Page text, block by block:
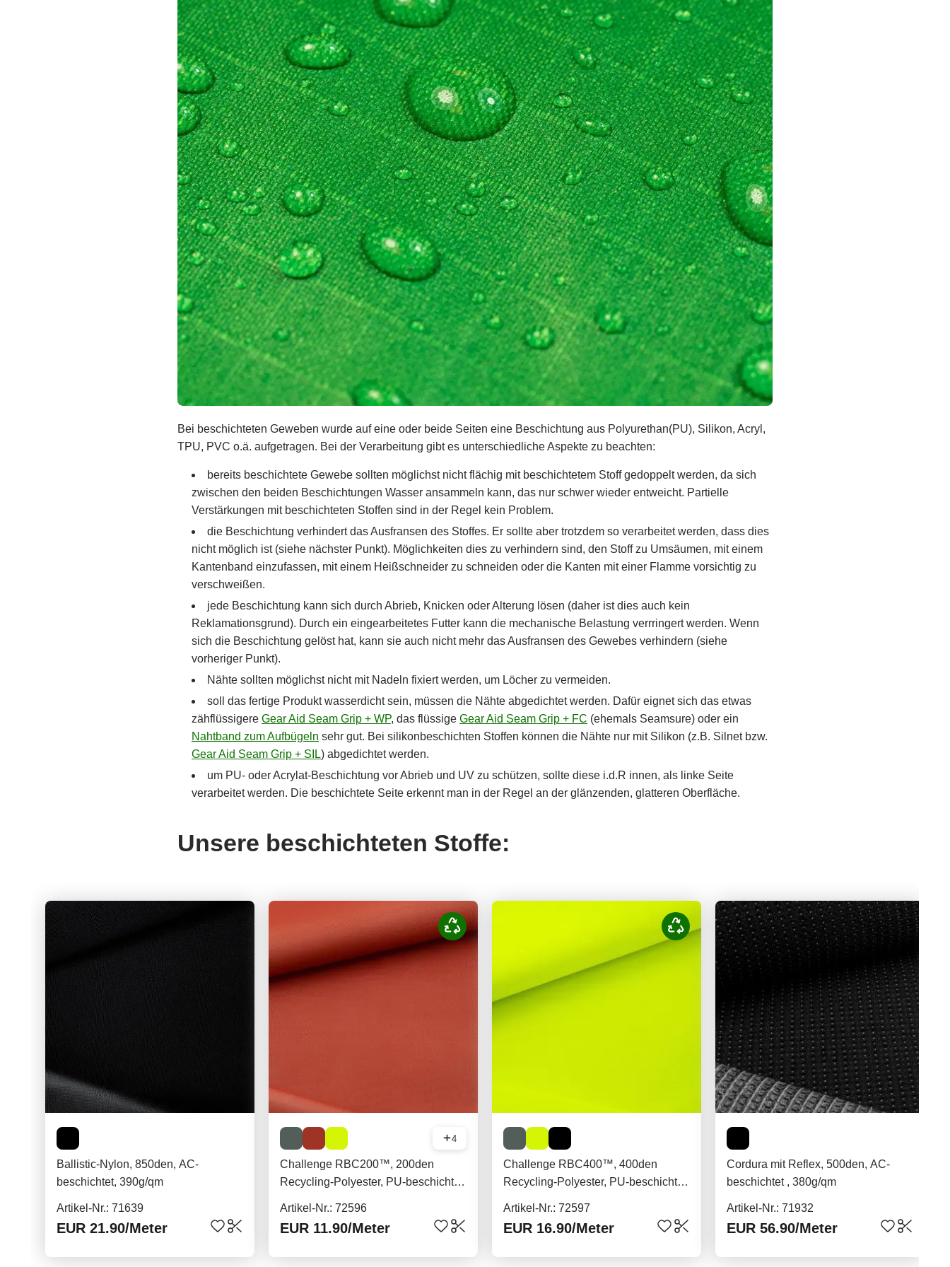
Bei beschichteten Geweben wurde auf eine oder beide Seiten eine Beschichtung aus Polyurethan(PU), Silikon, Acryl,
TPU, PVC o.ä. aufgetragen. Bei der Verarbeitung gibt es unterschiedliche Aspekte zu beachten:
bereits beschichtete Gewebe sollten möglichst nicht flächig mit beschichtetem Stoff gedoppelt werden, da sich
zwischen den beiden Beschichtungen Wasser ansammeln kann, das nur schwer wieder entweicht. Partielle
Verstärkungen mit beschichteten Stoffen sind in der Regel kein Problem.
die Beschichtung verhindert das Ausfransen des Stoffes. Er sollte aber trotzdem so verarbeitet werden, dass dies
nicht möglich ist (siehe nächster Punkt). Möglichkeiten dies zu verhindern sind, den Stoff zu Umsäumen, mit einem
Kantenband einzufassen, mit einem Heißschneider zu schneiden oder die Kanten mit einer Flamme vorsichtig zu
verschweißen.
jede Beschichtung kann sich durch Abrieb, Knicken oder Alterung lösen (daher ist dies auch kein
Reklamationsgrund). Durch ein eingearbeitetes Futter kann die mechanische Belastung verrringert werden. Wenn
sich die Beschichtung gelöst hat, kann sie auch nicht mehr das Ausfransen des Gewebes verhindern (siehe
vorheriger Punkt).
Nähte sollten möglichst nicht mit Nadeln fixiert werden, um Löcher zu vermeiden.
soll das fertige Produkt wasserdicht sein, müssen die Nähte abgedichtet werden. Dafür eignet sich das etwas
zähflüssigere Gear Aid Seam Grip + WP, das flüssige Gear Aid Seam Grip + FC (ehemals Seamsure) oder ein
Nahtband zum Aufbügeln sehr gut. Bei silikonbeschichten Stoffen können die Nähte nur mit Silikon (z.B. Silnet bzw.
Gear Aid Seam Grip + SIL) abgedichtet werden.
um PU- oder Acrylat-Beschichtung vor Abrieb und UV zu schützen, sollte diese i.d.R innen, als linke Seite
verarbeitet werden. Die beschichtete Seite erkennt man in der Regel an der glänzenden, glatteren Oberfläche.
Unsere beschichteten Stoffe:
Ballistic-Nylon, 850den, AC-
beschichtet, 390g/qm
Artikel-Nr.: 71639
EUR 21.90/Meter
4
Challenge RBC200™, 200den
Recycling-Polyester, PU-beschichtet,
Artikel-Nr.: 72596
EUR 11.90/Meter
Challenge RBC400™, 400den
Recycling-Polyester, PU-beschichtet,
Artikel-Nr.: 72597
EUR 16.90/Meter
Cordura mit Reflex, 500den, AC-
beschichtet , 380g/qm
Artikel-Nr.: 71932
EUR 56.90/Meter